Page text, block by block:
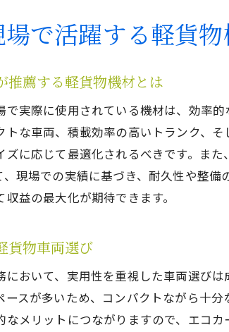
配
軽
配
劇
配
で活躍する軽貨
推薦する軽貨物機材とは
で実際に使用されている機材は、効率
トな車両、積載効率の高いトランク、
ズに応じて最適化されるべきです。ま
、現場での実績に基づき、耐久性や整
益の最大化が期待できます。
貨物車両選び
において、実用性を重視した車両選び
ースが多いため、コンパクトながら十
なメリットにつながりますので、エコ